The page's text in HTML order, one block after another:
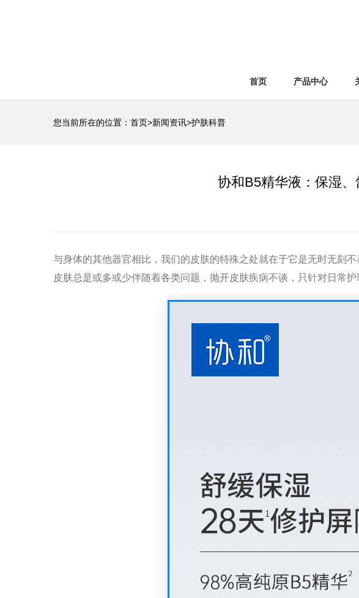
首页 产品中心
您当前所在的位置： 首页>新闻资讯>护肤科普
协和B5精华液：保湿
与身体的其他器官相比，我们的皮肤的特殊之处就在于它是无时无刻
皮肤总是或多或少伴随着各类问题，抛开皮肤疾病不谈，只针对日常护